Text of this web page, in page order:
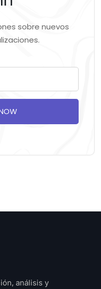
sobre nuevos
análisis y